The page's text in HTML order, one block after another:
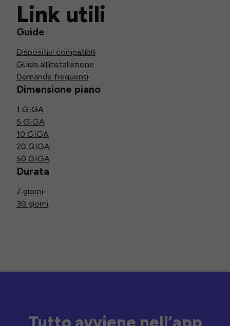
Link utili
Guide
Dispositivi compatibili
Guida all’installazione
Domande frequenti
Dimensione piano
1 GIGA
5 GIGA
10 GIGA
20 GIGA
50 GIGA
Durata
7 giorni
30 giorni